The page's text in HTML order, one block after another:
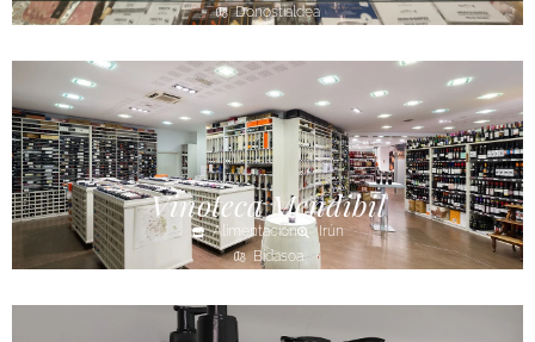
Donostialdea
Vinoteca Mendibil
Alimentación
Irún
Bidasoa